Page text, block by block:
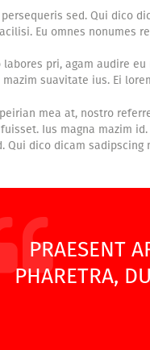
sed. Qui dico
Eu omnes nonumes
labores pri, agam audire
mazim suavitate ius. Ei
mea at, nostro
Ius magna mazim
Qui dico dicam sadipscing
PRAESENT
PHARETRA,